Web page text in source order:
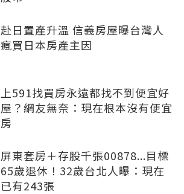
赴日置產升溫 信義房屋曝台灣人
瘋買日本房產主因
上591找買房永遠都找不到便宜好
屋？網友無奈：現在根本沒有便宜
房
屏東套房＋存股千張00878...目標
65歲退休！32歲台北人曝：現在
已有243張